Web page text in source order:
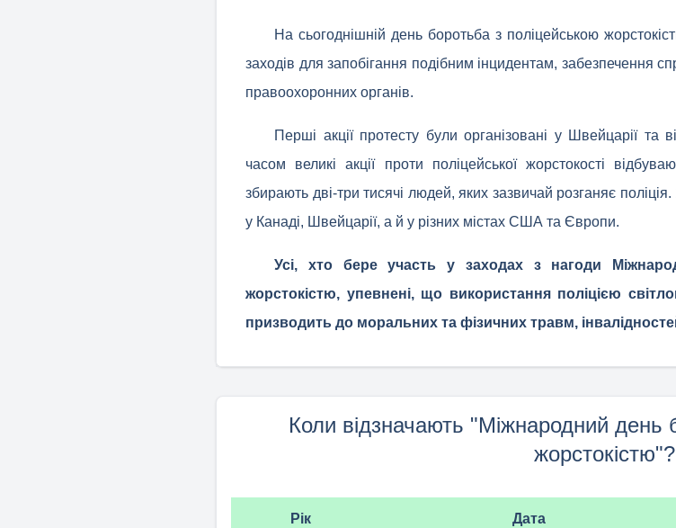
На сьогоднішній день боротьба з поліцейською
заходів для запобігання подібним інцидентам, забезпечення
правоохоронних органів.
Перші акції протесту були організовані у Швейцарії та
часом великі акції проти поліцейської жорстокості
збирають дві-три тисячі людей, яких зазвичай розганяє
у Канаді, Швейцарії, а й у різних містах США та Європи.
Усі, хто бере участь у заходах з нагоди
жорстокістю, упевнені, що використання поліцією
призводить до моральних та фізичних травм,
Коли відзначають "Міжнародний день
жорстокістю"?
Рік Дата